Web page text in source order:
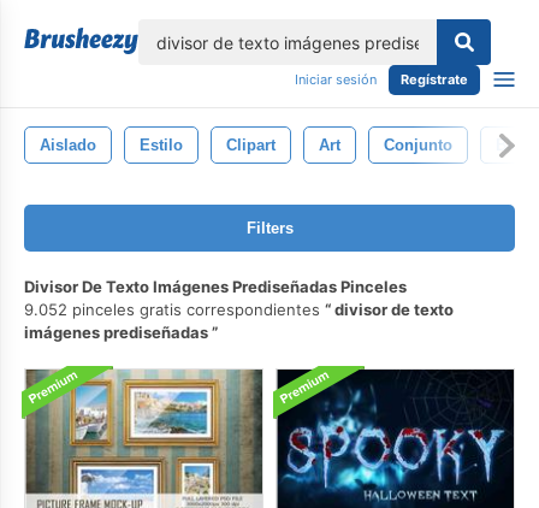
Iniciar sesión Regístrate
Aislado Estilo Clipart Art Conjunto
Filters
Divisor De Texto Imágenes Prediseñadas Pinceles
9.052 pinceles gratis correspondientes
divisor de texto
imágenes prediseñadas